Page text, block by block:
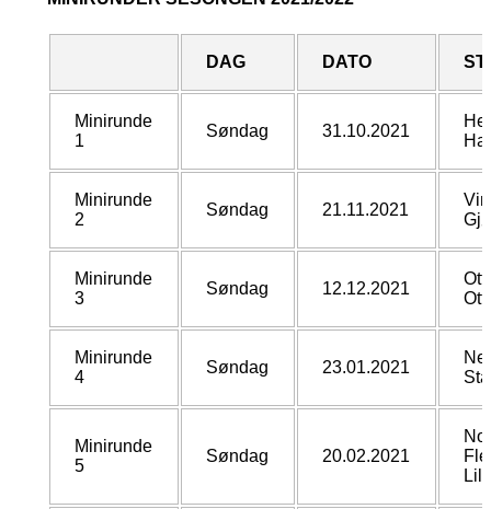
DAG DATO
Minirunde
1
Søndag 31.10.2021
Minirunde
2
Søndag 21.11.2021
Minirunde
3
Søndag 12.12.2021
Minirunde
4
Søndag 23.01.2021
Minirunde
5
Søndag 20.02.2021